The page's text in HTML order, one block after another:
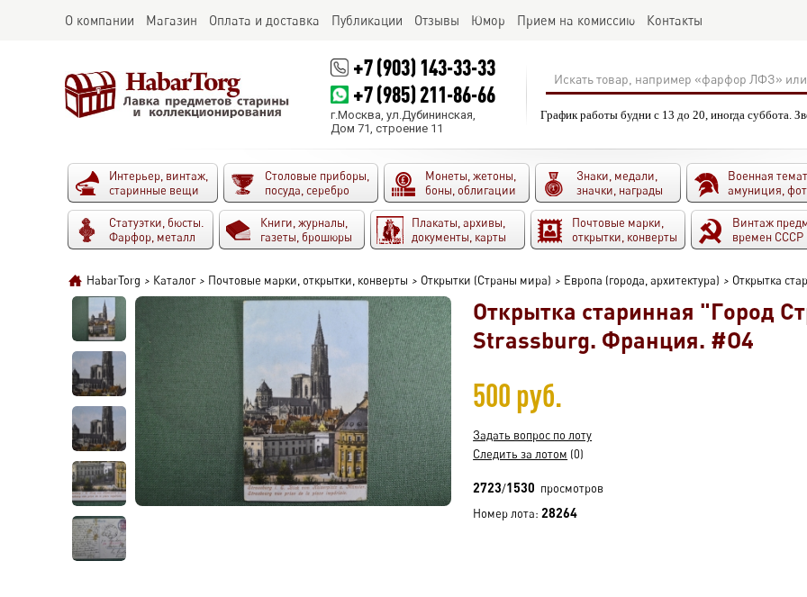
О компании Магазин Оплата и доставка Публикации Отзывы Юмор Прием на комиссию Контакты
+7 (903) 143-33-33
+7 (985) 211-86-66
г.Москва, ул.Дубининская,
Дом 71, строение 11
График работы будни с 13 до 20, иногда суббота.
Интерьер, винтаж,
старинные вещи
Столовые приборы,
посуда, серебро
Монеты, жетоны,
боны, облигации
Знаки, медали,
значки, награды
Военная
амуниция,
Статуэтки, бюсты.
Фарфор, металл
Книги, журналы,
газеты, брошюры
Плакаты, архивы,
документы, карты
Почтовые марки,
открытки, конверты
Винтаж
времен СССР
HabarTorg > Каталог > Почтовые марки, открытки, конверты > Открытки (Страны мира) > Европа (города, архитектура) > Открытка
Открытка старинная "Город
Strassburg. Франция. #O4
500 руб.
Задать вопрос по лоту
Следить за лотом (0)
2723/1530 просмотров
Номер лота:28264